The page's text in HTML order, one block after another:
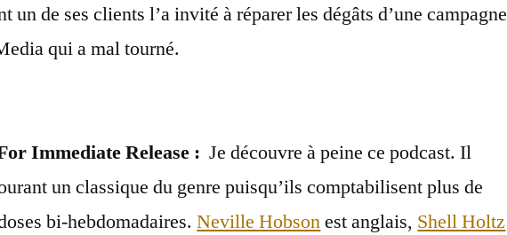
un de ses clients l’a invité à réparer les dégâts d’une campagne
qui a mal tourné.
Immediate Release :Je découvre à peine ce podcast. Il
un classique du genre puisqu’ils comptabilisent plus de
bi-hebdomadaires.Neville Hobsonest anglais, Shell Holtz